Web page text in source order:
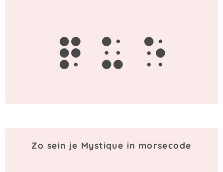
q u e
Zo sein je Mystique in morsecode